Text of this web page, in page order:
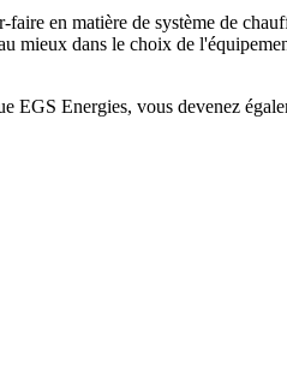
en matière de système de
dans le choix de
Energies, vous devenez